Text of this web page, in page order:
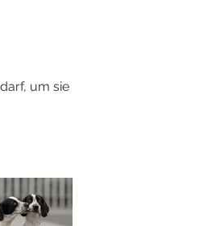
um sie